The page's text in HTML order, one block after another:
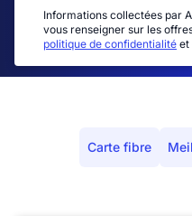
Informations collectées par
vous renseigner sur les
politique de confidentialité et
Carte fibre